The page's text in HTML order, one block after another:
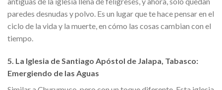
paredes desnudas y polvo. Es un lugar que te hace pensar en el
ciclo de la vida y la muerte, en cómo las cosas cambian con el
tiempo.
5. La Iglesia de Santiago Apóstol de Jalapa, Tabasco:
Emergiendo de las Aguas